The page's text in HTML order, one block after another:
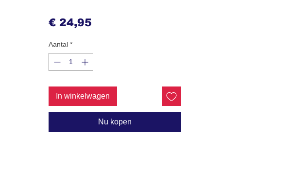
€ 24,95Prijs
Aantal *
In winkelwagen
Nu kopen